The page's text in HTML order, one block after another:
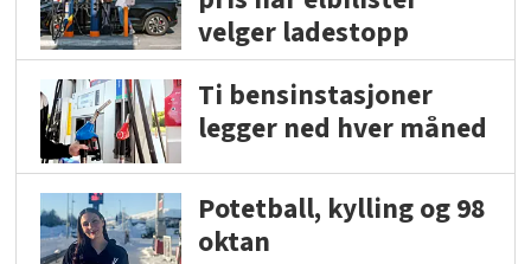
velger ladestopp
Ti bensinstasjoner
legger ned hver måned
Potetball, kylling og 98
oktan